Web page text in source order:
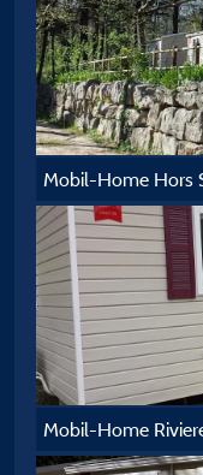
Mobil-Home Hors
Mobil-Home